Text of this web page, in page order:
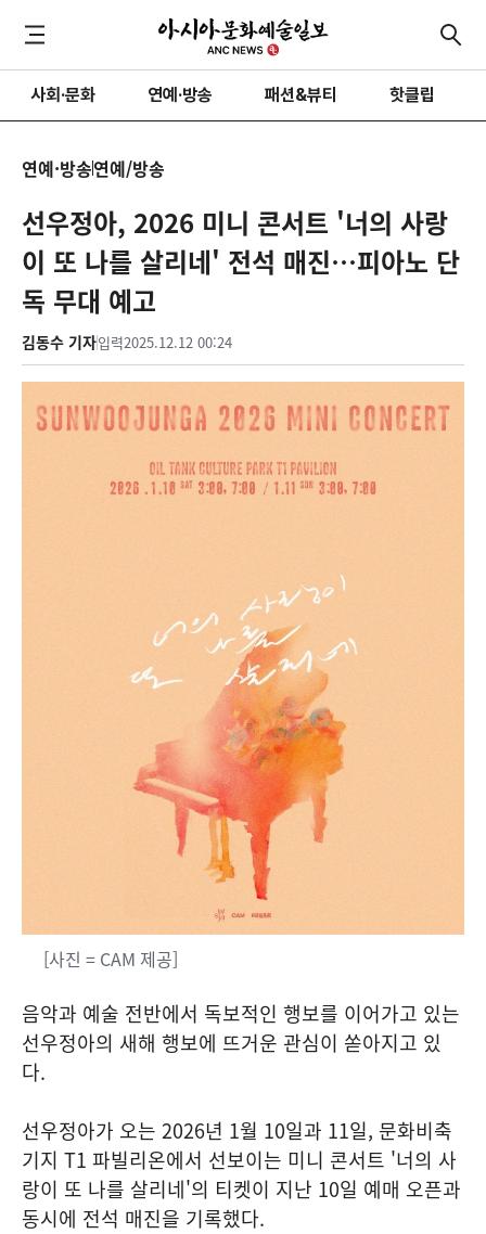
사회·문화 연예·방송 패션&뷰티 핫클립
연예·방송연예/방송
선우정아, 2026 미니 콘서트 '너의 사랑
이 또 나를 살리네' 전석 매진…피아노 단
독 무대 예고
김동수 기자입력2025.12.12 00:24
[사진 = CAM 제공]
음악과 예술 전반에서 독보적인 행보를 이어가고 있는
선우정아의 새해 행보에 뜨거운 관심이 쏟아지고 있
다.
선우정아가 오는 2026년 1월 10일과 11일, 문화비축
기지 T1 파빌리온에서 선보이는 미니 콘서트 '너의 사
랑이 또 나를 살리네'의 티켓이 지난 10일 예매 오픈과
동시에 전석 매진을 기록했다.